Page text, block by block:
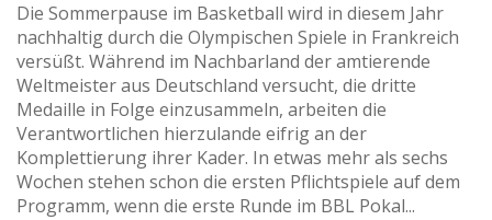
Die Sommerpause im Basketball wird in diesem Jahr
nachhaltig durch die Olympischen Spiele in Frankreich
versüßt. Während im Nachbarland der amtierende
Weltmeister aus Deutschland versucht, die dritte
Medaille in Folge einzusammeln, arbeiten die
Verantwortlichen hierzulande eifrig an der
Komplettierung ihrer Kader. In etwas mehr als sechs
Wochen stehen schon die ersten Pflichtspiele auf dem
Programm, wenn die erste Runde im BBL Pokal...